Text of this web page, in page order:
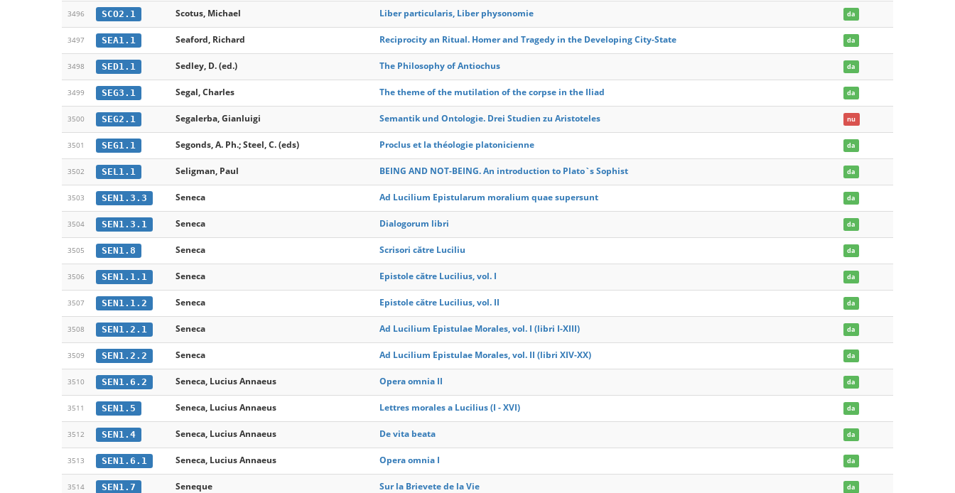
3496 SCO2.1 Scotus, Michael Liber particularis, Liber physonomie da
3497 SEA1.1 Seaford, Richard Reciprocity an Ritual. Homer and Tragedy in the Developing City-State da
3498 SED1.1 Sedley, D. (ed.) The Philosophy of Antiochus da
3499 SEG3.1 Segal, Charles The theme of the mutilation of the corpse in the Iliad da
3500 SEG2.1 Segalerba, Gianluigi Semantik und Ontologie. Drei Studien zu Aristoteles nu
3501 SEG1.1 Segonds, A. Ph.; Steel, C. (eds) Proclus et la théologie platonicienne da
3502 SEL1.1 Seligman, Paul BEING AND NOT-BEING. An introduction to Plato`s Sophist da
3503 SEN1.3.3 Seneca Ad Lucilium Epistularum moralium quae supersunt da
3504 SEN1.3.1 Seneca Dialogorum libri da
3505 SEN1.8 Seneca Scrisori către Luciliu da
3506 SEN1.1.1 Seneca Epistole către Lucilius, vol. I da
3507 SEN1.1.2 Seneca Epistole către Lucilius, vol. II da
3508 SEN1.2.1 Seneca Ad Lucilium Epistulae Morales, vol. I (libri I-XIII) da
3509 SEN1.2.2 Seneca Ad Lucilium Epistulae Morales, vol. II (libri XIV-XX) da
3510 SEN1.6.2 Seneca, Lucius Annaeus Opera omnia II da
3511 SEN1.5 Seneca, Lucius Annaeus Lettres morales a Lucilius (I - XVI) da
3512 SEN1.4 Seneca, Lucius Annaeus De vita beata da
3513 SEN1.6.1 Seneca, Lucius Annaeus Opera omnia I da
3514 SEN1.7 Seneque Sur la Brievete de la Vie da